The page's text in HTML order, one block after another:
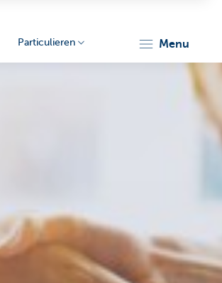
Particulieren menu